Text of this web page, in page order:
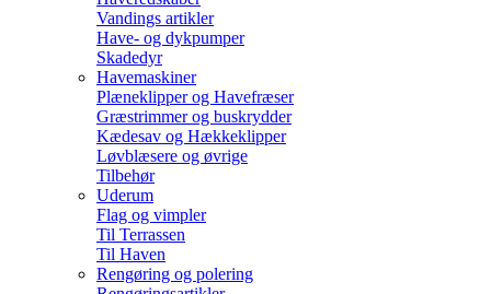
Vandings artikler
Have- og dykpumper
Skadedyr
Havemaskiner
Plæneklipper og Havefræser
Græstrimmer og buskrydder
Kædesav og Hækkeklipper
Løvblæsere og øvrige
Tilbehør
Uderum
Flag og vimpler
Til Terrassen
Til Haven
Rengøring og polering